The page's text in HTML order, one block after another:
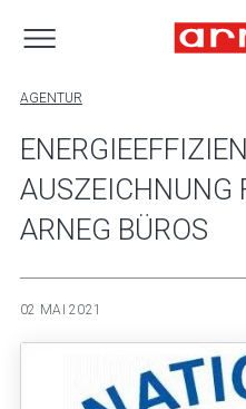
AGENTUR
AUSZEICHNUNG
ARNEG BÜROS
02 MAI 2021